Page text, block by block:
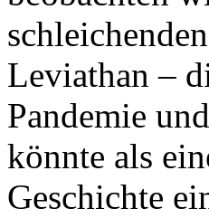
Leviathan –
Pandemie
könnte als
Geschichte